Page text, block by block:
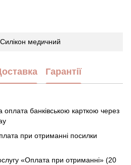
Силікон медичний
Гарантії
банківською карткою через
при отриманні посилки
«Оплата при отриманні» (20